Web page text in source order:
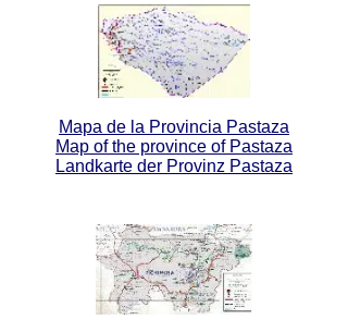
Mapa de la Provincia Pastaza
Map of the province of Pastaza
Landkarte der Provinz Pastaza